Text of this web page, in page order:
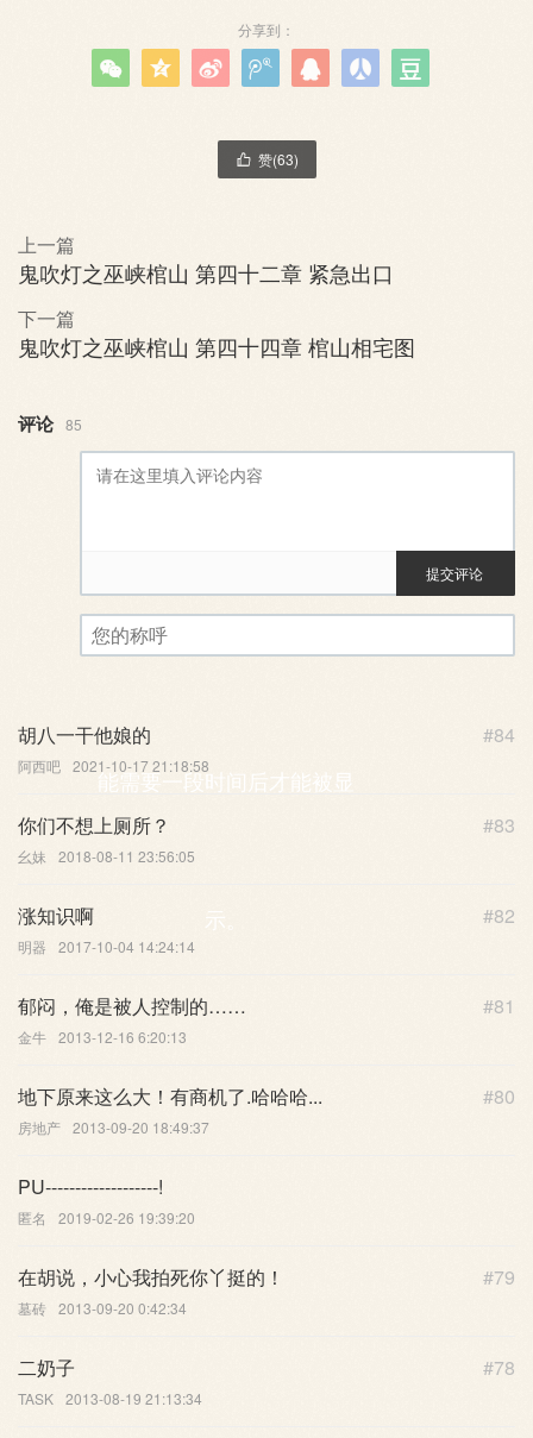
分享到：
      
 赞(63)
上一篇
鬼吹灯之巫峡棺山 第四十二章 紧急出口
下一篇
鬼吹灯之巫峡棺山 第四十四章 棺山相宅图
评论 85
评论审核已启用。您的评论可
能需要一段时间后才能被显
示。
提交评论
#84
胡八一干他娘的
阿西吧 2021-10-17 21:18:58
#83
你们不想上厕所？
幺妹 2018-08-11 23:56:05
#82
涨知识啊
明器 2017-10-04 14:24:14
#81
郁闷，俺是被人控制的……
金牛 2013-12-16 6:20:13
#80
地下原来这么大！有商机了.哈哈哈...
房地产 2013-09-20 18:49:37
PU-------------------!
匿名 2019-02-26 19:39:20
#79
在胡说，小心我拍死你丫挺的！
墓砖 2013-09-20 0:42:34
#78
二奶子
TASK 2013-08-19 21:13:34